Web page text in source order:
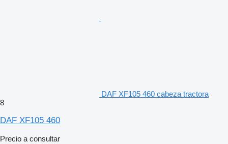
DAF XF105 460 cabeza tractora
8
DAF XF105 460
Precio a consultar